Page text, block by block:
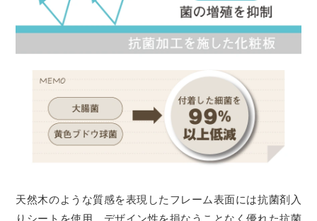
天然木のような質感を表現したフレーム表面には抗菌剤入
りシートを使用。デザイン性を損なうことなく優れた抗菌